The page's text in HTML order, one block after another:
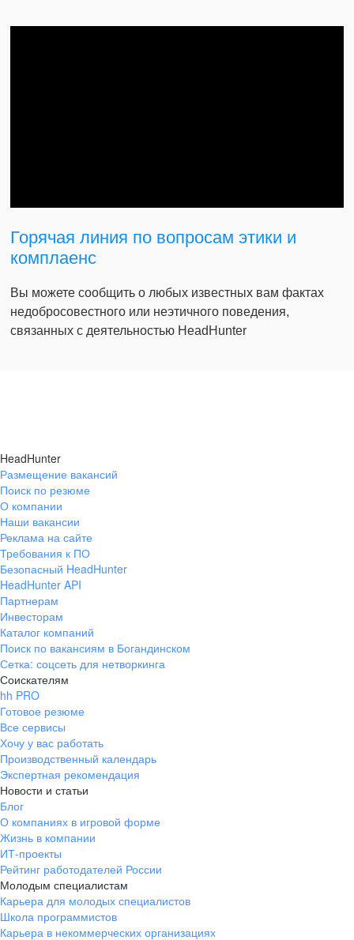
Горячая линия по вопросам этики и
комплаенс
Вы можете сообщить о любых известных вам фактах
недобросовестного или неэтичного поведения,
связанных с деятельностью HeadHunter
HeadHunter
Размещение вакансий
Поиск по резюме
О компании
Наши вакансии
Реклама на сайте
Требования к ПО
Безопасный HeadHunter
HeadHunter API
Партнерам
Инвесторам
Каталог компаний
Поиск по вакансиям в Богандинском
Сетка: соцсеть для нетворкинга
Соискателям
hh PRO
Готовое резюме
Все сервисы
Хочу у вас работать
Производственный календарь
Экспертная рекомендация
Новости и статьи
Блог
О компаниях в игровой форме
Жизнь в компании
ИТ-проекты
Рейтинг работодателей России
Молодым специалистам
Карьера для молодых специалистов
Школа программистов
Карьера в некоммерческих организациях